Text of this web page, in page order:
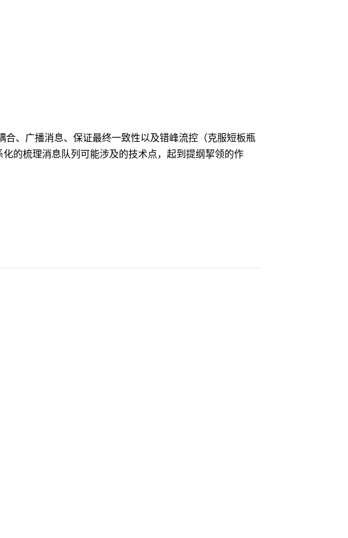
、广播消息、保证最终一致性以及错峰流控（克服短板瓶
的梳理消息队列可能涉及的技术点，起到提纲挈领的作